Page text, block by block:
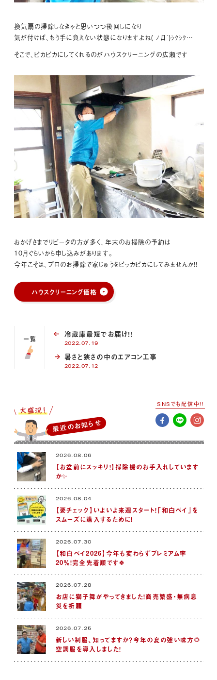
換気扇の掃除しなきゃと思いつつ後回しになり
気が付けば、もう手に負えない状態になりますよね( ﾉД`)ｼｸｼｸ…
そこで、ピカピカにしてくれるのがハウスクリーニングの広瀬です
おかげさまでリピータの方が多く、年末のお掃除の予約は
10月ぐらいから申し込みがあります。
今年こそは、プロのお掃除で家じゅうをピッカピカにしてみませんか!!
ハウスクリーニング価格
一覧 冷蔵庫最短でお届け！！
2022.07.19
暑さと狭さの中のエアコン工事
2022.07.12
最近のお知らせ
2026.08.06
【お盆前にスッキリ！】掃除機のお手入れしています
か✨
2026.08.04
【要チェック】いよいよ来週スタート！「和白ペイ」を
スムーズに購入するために！
2026.07.30
【和白ペイ2026】今年も変わらずプレミアム率
20％！完全先着順です🍀
2026.07.28
お店に獅子舞がやってきました！商売繁盛・無病息
災を祈願
2026.07.25
新しい制服、知ってますか？今年の夏の強い味方🌻
空調服を導入しました！
SNSでも配信中!!